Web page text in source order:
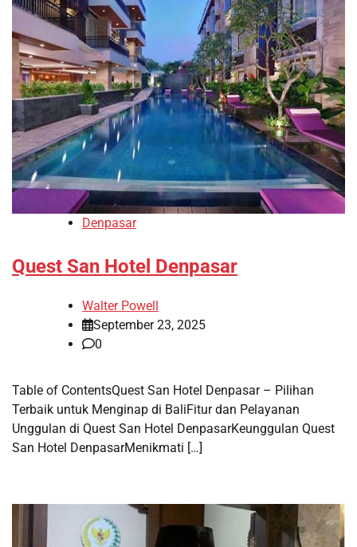
Denpasar
Quest San Hotel Denpasar
Walter Powell
September 23, 2025
0
Table of ContentsQuest San Hotel Denpasar – Pilihan
Terbaik untuk Menginap di BaliFitur dan Pelayanan
Unggulan di Quest San Hotel DenpasarKeunggulan Quest
San Hotel DenpasarMenikmati […]